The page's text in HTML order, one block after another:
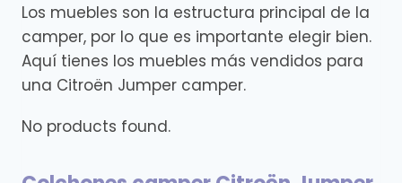
Los muebles son la estructura principal de la
camper, por lo que es importante elegir bien.
Aquí tienes los muebles más vendidos para
una Citroën Jumper camper.
No products found.